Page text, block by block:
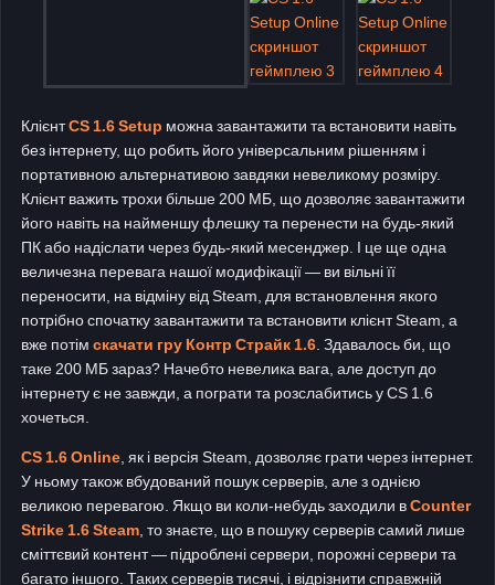
КлієнтCS 1.6 Setup можна завантажити та встановити навіть
без інтернету, що робить його універсальним рішенням і
портативною альтернативою завдяки невеликому розміру.
Клієнт важить трохи більше 200 МБ, що дозволяє завантажити
його навіть на найменшу флешку та перенести на будь-який
ПК або надіслати через будь-який месенджер. І це ще одна
величезна перевага нашої модифікації — ви вільні її
переносити, на відміну від Steam, для встановлення якого
потрібно спочатку завантажити та встановити клієнт Steam, а
вже потім скачати гру Контр Страйк 1.6 . Здавалось би, що
таке 200 МБ зараз? Начебто невелика вага, але доступ до
інтернету є не завжди, а пограти та розслабитись у CS 1.6
хочеться.
CS 1.6 Online , як і версія Steam, дозволяє грати через інтернет.
У ньому також вбудований пошук серверів, але з однією
великою перевагою. Якщо ви коли-небудь заходили вCounter
Strike 1.6 Steam , то знаєте, що в пошуку серверів самий лише
сміттєвий контент — підроблені сервери, порожні сервери та
багато іншого. Таких серверів тисячі, і відрізнити справжній